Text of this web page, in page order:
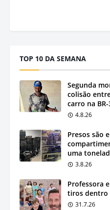
TOP 10 DA SEMANA
Segunda
colisão
carro na BR-
4.8.26
Presos são
uma
3.8.26
Professora
tiros dentro
31.7.26